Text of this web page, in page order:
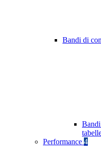
Bandi di
Performance 4